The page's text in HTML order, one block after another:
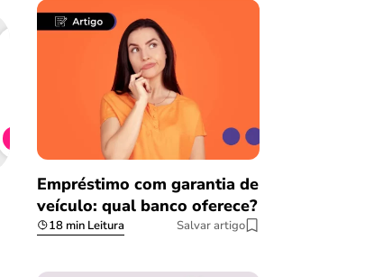
Empréstimo com garantia de
veículo: qual banco oferece?
18 min Leitura Salvar artigo